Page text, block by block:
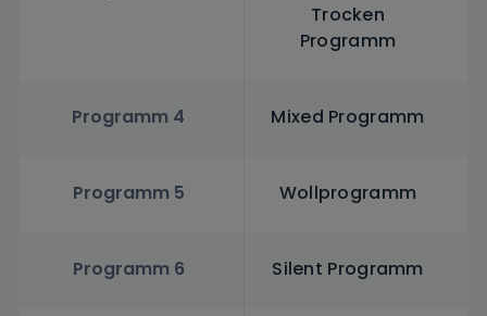
Trocken
Programm
Programm 4 Mixed Programm
Programm 5 Wollprogramm
Programm 6 Silent Programm